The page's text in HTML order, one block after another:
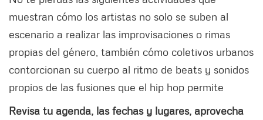
muestran cómo los artistas no solo se suben al
escenario a realizar las improvisaciones o rimas
propias del género, también cómo coletivos urbanos
contorcionan su cuerpo al ritmo de beats y sonidos
propios de las fusiones que el hip hop permite
Revisa tu agenda, las fechas y lugares, aprovecha